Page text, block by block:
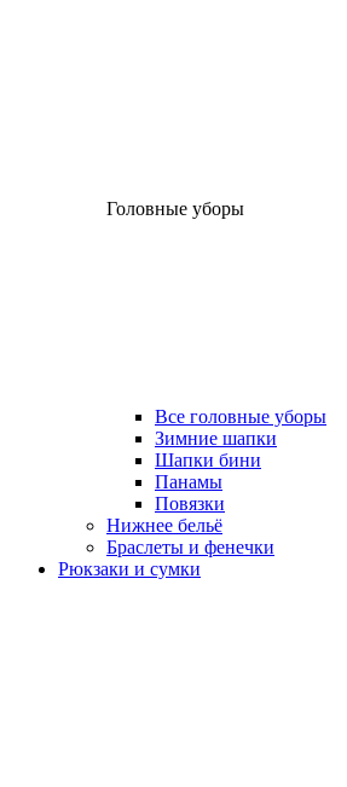
Головные уборы
Все головные уборы
Зимние шапки
Шапки бини
Панамы
Повязки
Нижнее бельё
Браслеты и фенечки
Рюкзаки и сумки